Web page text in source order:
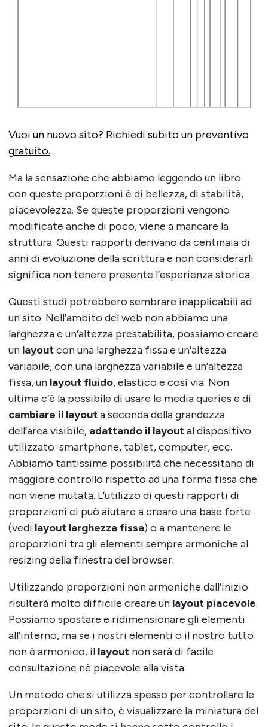
Vuoi un nuovo sito? Richiedi subito un preventivo
gratuito.
Ma la sensazione che abbiamo leggendo un libro
con queste proporzioni è di bellezza, di stabilità,
piacevolezza. Se queste proporzioni vengono
modificate anche di poco, viene a mancare la
struttura. Questi rapporti derivano da centinaia di
anni di evoluzione della scrittura e non considerarli
significa non tenere presente l’esperienza storica.
Questi studi potrebbero sembrare inapplicabili ad
un sito. Nell’ambito del web non abbiamo una
larghezza e un’altezza prestabilita, possiamo creare
un layoutcon una larghezza fissa e un’altezza
variabile, con una larghezza variabile e un’altezza
fissa, un layout fluido, elastico e così via. Non
ultima c’è la possibile di usare le media queries e di
cambiare il layouta seconda della grandezza
dell’area visibile, adattando il layoutal dispositivo
utilizzato: smartphone, tablet, computer, ecc.
Abbiamo tantissime possibilità che necessitano di
maggiore controllo rispetto ad una forma fissa che
non viene mutata. L’utilizzo di questi rapporti di
proporzioni ci può aiutare a creare una base forte
(vedi layout larghezza fissa) o a mantenere le
proporzioni tra gli elementi sempre armoniche al
resizing della finestra del browser.
Utilizzando proporzioni non armoniche dall’inizio
risulterà molto difficile creare unlayout piacevole.
Possiamo spostare e ridimensionare gli elementi
all’interno, ma se i nostri elementi o il nostro tutto
non è armonico, il layout non sarà di facile
consultazione nè piacevole alla vista.
Un metodo che si utilizza spesso per controllare le
proporzioni di un sito, è visualizzare la miniatura del